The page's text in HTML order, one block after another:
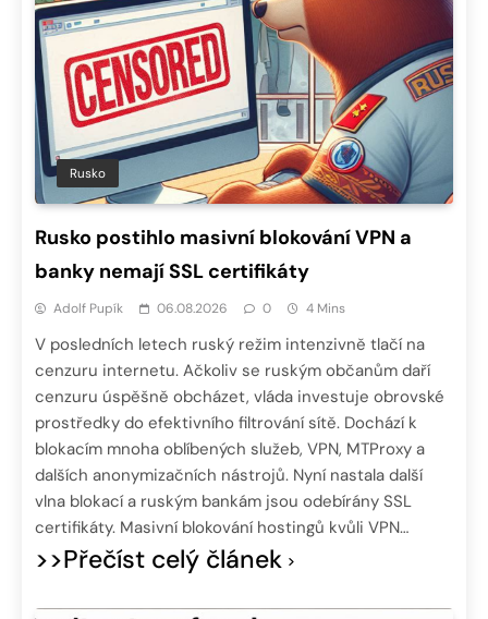
Rusko
Rusko postihlo masivní blokování VPN a
banky nemají SSL certifikáty
Adolf Pupík 06.08.2026 0 4 Mins
V posledních letech ruský režim intenzivně tlačí na
cenzuru internetu. Ačkoliv se ruským občanům daří
cenzuru úspěšně obcházet, vláda investuje obrovské
prostředky do efektivního filtrování sítě. Dochází k
blokacím mnoha oblíbených služeb, VPN, MTProxy a
dalších anonymizačních nástrojů. Nyní nastala další
vlna blokací a ruským bankám jsou odebírány SSL
certifikáty. Masivní blokování hostingů kvůli VPN…
>>Přečíst celý článek